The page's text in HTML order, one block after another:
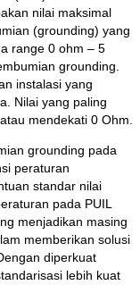
nilai maksimal
(grounding) yang
range 0 ohm – 5
grounding.
instalasi yang
Nilai yang paling
mendekati 0 Ohm.
grounding pada
peraturan
standar nilai
pada PUIL
menjadikan masing
memberikan solusi
diperkuat
lebih kuat